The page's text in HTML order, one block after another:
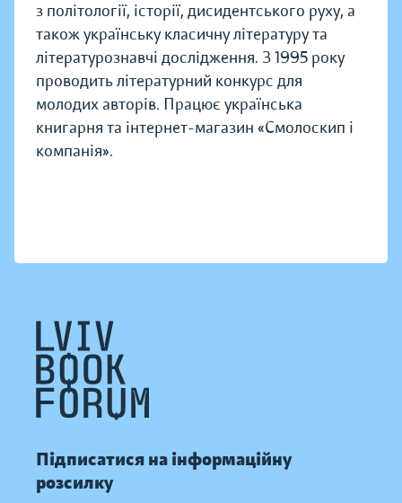
з політології, історії, дисидентського руху, а
також українську класичну літературу та
літературознавчі дослідження. З 1995 року
проводить літературний конкурс для
молодих авторів. Працює українська
книгарня та інтернет-магазин «Смолоскип і
компанія».
Підписатися на інформаційну
розсилку